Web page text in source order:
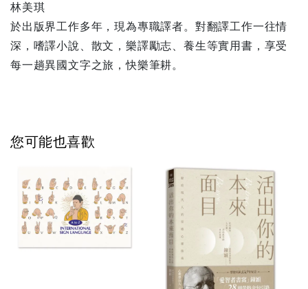
林美琪
於出版界工作多年，現為專職譯者。對翻譯工作一往情
深，嗜譯小說、散文，樂譯勵志、養生等實用書，享受
每一趟異國文字之旅，快樂筆耕。
您可能也喜歡